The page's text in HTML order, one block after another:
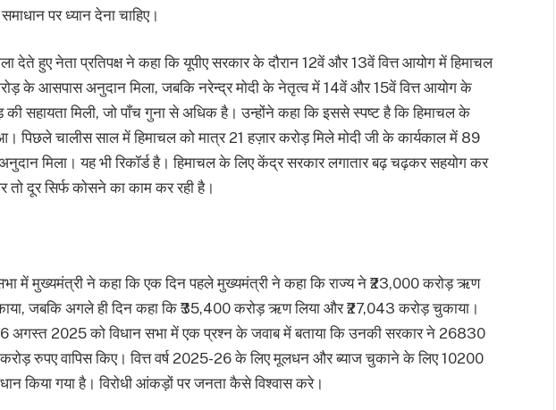
पर ध्यान देना चाहिए।
देते हुए नेता प्रतिपक्ष ने कहा कि यूपीए सरकार के दौरान 12वें और 13वें वित्त आयोग में हिमाचल
के आसपास अनुदान मिला, जबकि नरेन्द्र मोदी के नेतृत्व में 14वें और 15वें वित्त आयोग के
सहायता मिली, जो पाँच गुना से अधिक है। उन्होंने कहा कि इससे स्पष्ट है कि हिमाचल के
पिछले चालीस साल में हिमाचल को मात्र 21 हज़ार करोड़ मिले मोदी जी के कार्यकाल में 89
मिला। यह भी रिकॉर्ड है। हिमाचल के लिए केंद्र सरकार लगातार बढ़ चढ़कर सहयोग कर
दूर सिर्फ कोसने का काम कर रही है।
में मुख्यमंत्री ने कहा कि एक दिन पहले मुख्यमंत्री ने कहा कि राज्य ने ₹23,000 करोड़ ऋण
जबकि अगले ही दिन कहा कि ₹35,400 करोड़ ऋण लिया और ₹27,043 करोड़ चुकाया।
अगस्त 2025 को विधान सभा में एक प्रश्न के जवाब में बताया कि उनकी सरकार ने 26830
रुपए वापिस किए। वित्त वर्ष 2025-26 के लिए मूलधन और ब्याज चुकाने के लिए 10200
किया गया है। विरोधी आंकड़ों पर जनता कैसे विश्वास करे।